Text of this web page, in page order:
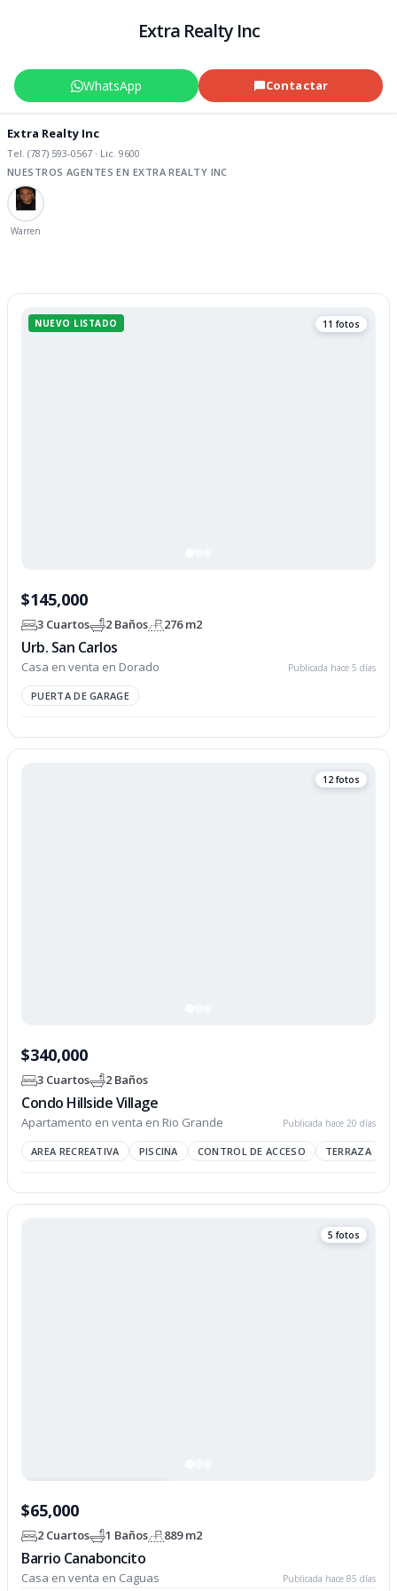
Extra Realty Inc
WhatsApp Contactar
Extra Realty Inc
Tel. (787) 593-0567 · Lic. 9600
NUESTROS AGENTES EN EXTRA REALTY INC
Warren
NUEVO LISTADO 11 fotos
$145,000
3 Cuartos 2 Baños 276 m2
Urb. San Carlos
Casa en venta en Dorado Publicada hace 5 días
PUERTA DE GARAGE
12 fotos
$340,000
3 Cuartos 2 Baños
Condo Hillside Village
Apartamento en venta en Rio Grande Publicada hace 20 días
AREA RECREATIVA PISCINA CONTROL DE ACCESO TERRAZA
5 fotos
$65,000
2 Cuartos 1 Baños 889 m2
Barrio Canaboncito
Casa en venta en Caguas Publicada hace 85 días